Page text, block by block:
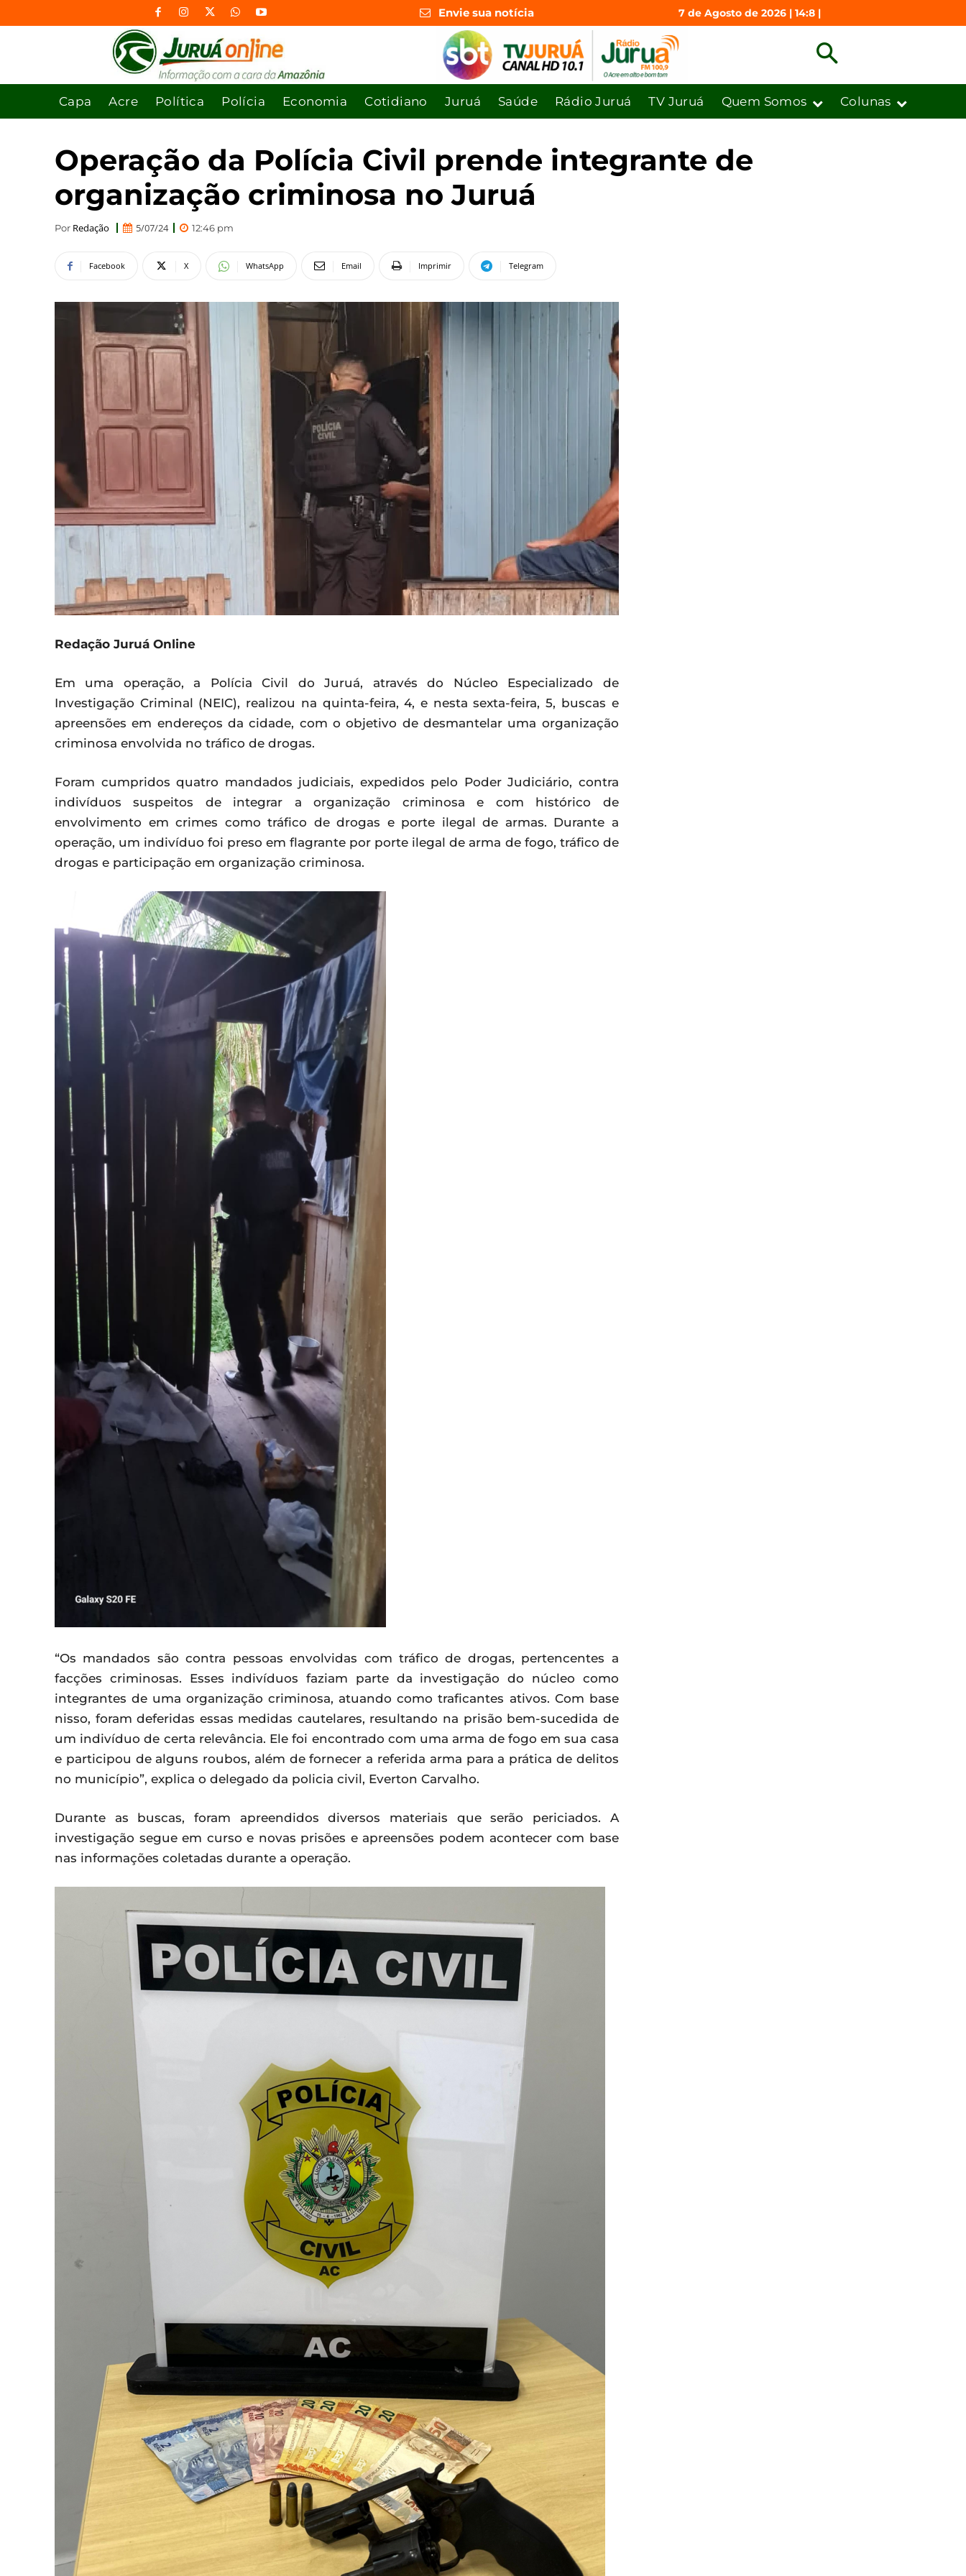
Envie sua notícia 7 de Agosto de 2026 | 14:8 |
Capa Acre Política Polícia Economia Cotidiano Juruá Saúde Rádio Juruá TV Juruá Quem Somos Colunas
Operação da Polícia Civil prende integrante de
organização criminosa no Juruá
Por Redação 5/07/24 12:46 pm
Facebook X WhatsApp Email Imprimir Telegram
Redação Juruá Online
Em uma operação, a Polícia Civil do Juruá, através do Núcleo Especializado de
Investigação Criminal (NEIC), realizou na quinta-feira, 4, e nesta sexta-feira, 5, buscas e
apreensões em endereços da cidade, com o objetivo de desmantelar uma organização
criminosa envolvida no tráfico de drogas.
Foram cumpridos quatro mandados judiciais, expedidos pelo Poder Judiciário, contra
indivíduos suspeitos de integrar a organização criminosa e com histórico de
envolvimento em crimes como tráfico de drogas e porte ilegal de armas. Durante a
operação, um indivíduo foi preso em flagrante por porte ilegal de arma de fogo, tráfico de
drogas e participação em organização criminosa.
“Os mandados são contra pessoas envolvidas com tráfico de drogas, pertencentes a
facções criminosas. Esses indivíduos faziam parte da investigação do núcleo como
integrantes de uma organização criminosa, atuando como traficantes ativos. Com base
nisso, foram deferidas essas medidas cautelares, resultando na prisão bem-sucedida de
um indivíduo de certa relevância. Ele foi encontrado com uma arma de fogo em sua casa
e participou de alguns roubos, além de fornecer a referida arma para a prática de delitos
no município”, explica o delegado da policia civil, Everton Carvalho.
Durante as buscas, foram apreendidos diversos materiais que serão periciados. A
investigação segue em curso e novas prisões e apreensões podem acontecer com base
nas informações coletadas durante a operação.